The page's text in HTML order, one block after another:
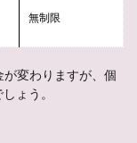
無制限
変わりますが、個
ょう。